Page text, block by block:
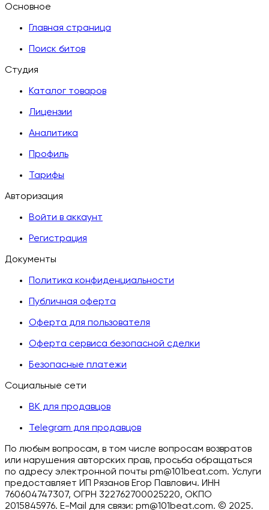
Основное
Главная страница
Поиск битов
Студия
Каталог товаров
Лицензии
Аналитика
Профиль
Тарифы
Авторизация
Войти в аккаунт
Регистрация
Документы
Политика конфиденциальности
Публичная оферта
Оферта для пользователя
Оферта сервиса безопасной сделки
Безопасные платежи
Социальные сети
ВК для продавцов
Telegram для продавцов
По любым вопросам, в том числе вопросам возвратов
или нарушения авторских прав, просьба обращаться
по адресу электронной почты pm@101beat.com. Услуги
предоставляет ИП Рязанов Егор Павлович. ИНН
760604747307, ОГРН 322762700025220, ОКПО
2015845976. E-Mail для связи: pm@101beat.com. © 2025.